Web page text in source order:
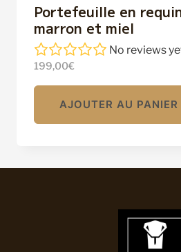
Portefeuille en
marron et miel
No reviews
199,00€
AJOUTER AU PANIER